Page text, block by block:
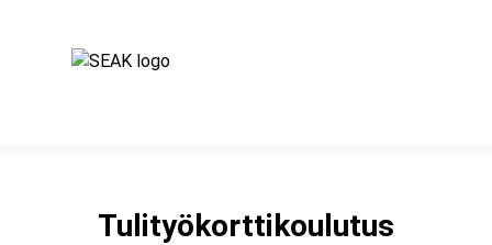
Tulityökorttikoulutus